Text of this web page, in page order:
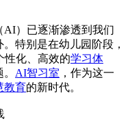
AI）已逐渐渗透到我们
特别是在幼儿园阶段，
性化、高效的学习体
AI智习室 ，作为这一
教育的新时代。